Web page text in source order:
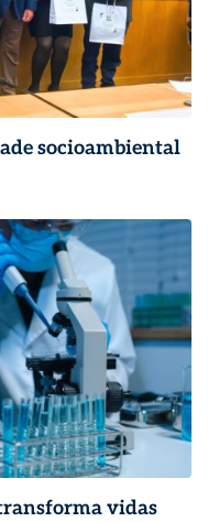
socioambiental
vidas